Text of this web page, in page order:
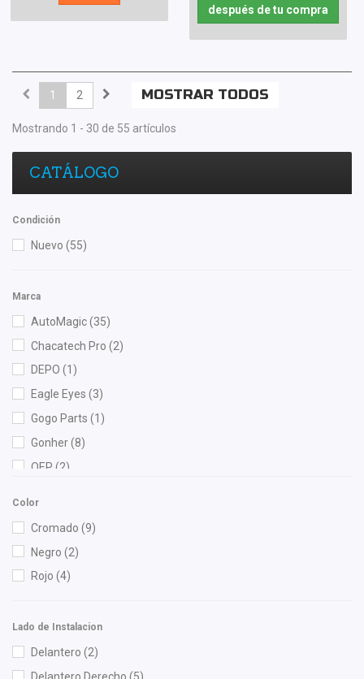
después de tu compra
MOSTRAR TODOS
1 2
Mostrando 1 - 30 de 55 artículos
CATÁLOGO
Condición
Nuevo (55)
Marca
AutoMagic(35)
Chacatech Pro (2)
DEPO (1)
Eagle Eyes (3)
Gogo Parts (1)
Gonher(8)
OEP (2)
Color
Cromado (9)
Negro (2)
Rojo (4)
Lado de Instalacion
Delantero (2)